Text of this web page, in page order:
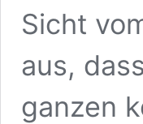
Sicht
aus,
ganzen